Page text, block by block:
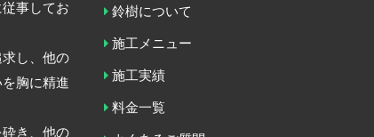
事してお
し、他の
胸に精進
き、他の
鈴樹について
施工メニュー
施工実績
料金一覧